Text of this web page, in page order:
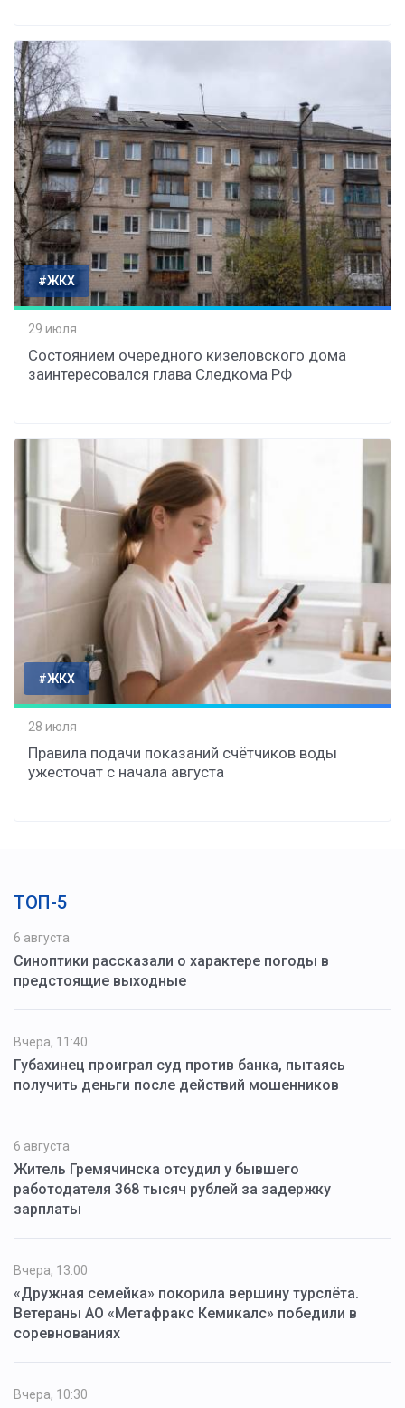
#ЖКХ
29 июля
Состоянием очередного кизеловского дома
заинтересовался глава Следкома РФ
#ЖКХ
28 июля
Правила подачи показаний счётчиков воды
ужесточат с начала августа
ТОП-5
6 августа
Синоптики рассказали о характере погоды в
предстоящие выходные
Вчера, 11:40
Губахинец проиграл суд против банка, пытаясь
получить деньги после действий мошенников
6 августа
Житель Гремячинска отсудил у бывшего
работодателя 368 тысяч рублей за задержку
зарплаты
Вчера, 13:00
«Дружная семейка» покорила вершину турслёта.
Ветераны АО «Метафракс Кемикалс» победили в
соревнованиях
Вчера, 10:30